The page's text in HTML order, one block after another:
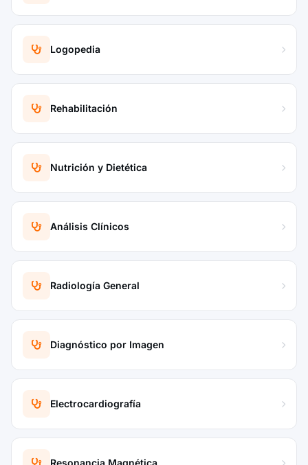
Logopedia
Rehabilitación
Nutrición y Dietética
Análisis Clínicos
Radiología General
Diagnóstico por Imagen
Electrocardiografía
Resonancia Magnética